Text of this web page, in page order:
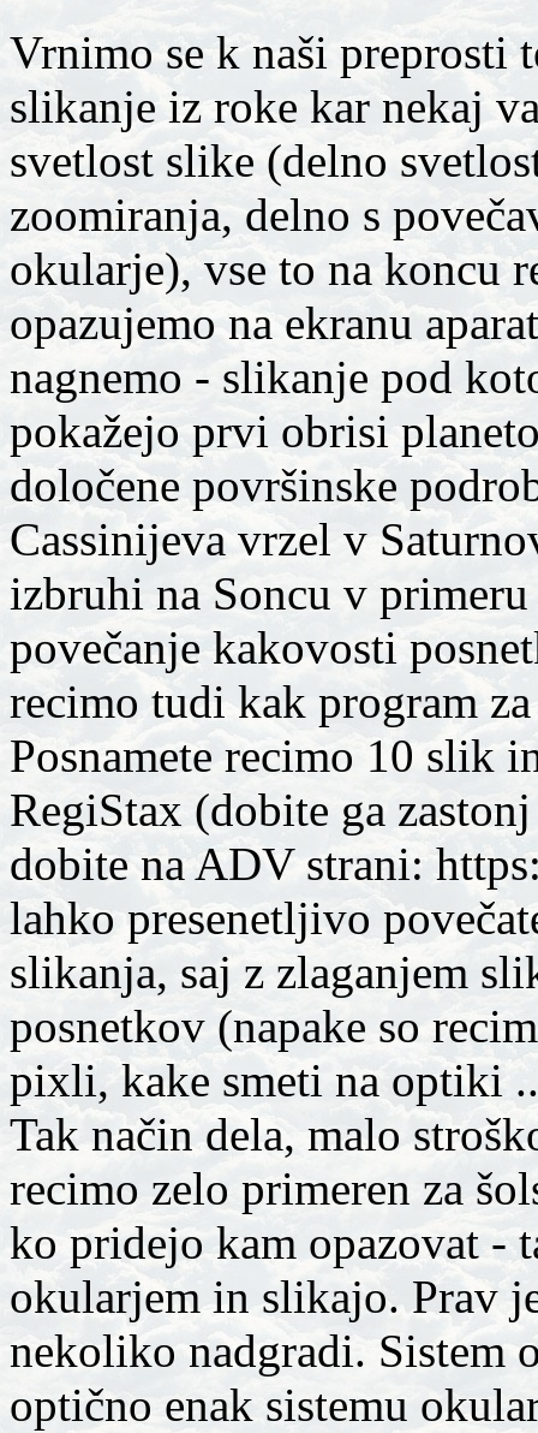
Vrnimo se k naši preprosti
slikanje iz roke kar nekaj
svetlost slike (delno
zoomiranja, delno s
okularje), vse to na koncu
opazujemo na ekranu
nagnemo - slikanje pod
pokažejo prvi obrisi
določene površinske
Cassinijeva vrzel v
izbruhi na Soncu v
povečanje kakovosti
recimo tudi kak program
Posnamete recimo 10 slik
RegiStax (dobite ga
dobite na ADV strani:
lahko presenetljivo
slikanja, saj z zlaganjem
posnetkov (napake so
pixli, kake smeti na optiki
Tak način dela, malo
recimo zelo primeren za
ko pridejo kam opazovat -
okularjem in slikajo. Prav
nekoliko nadgradi. Sistem
optično enak sistemu